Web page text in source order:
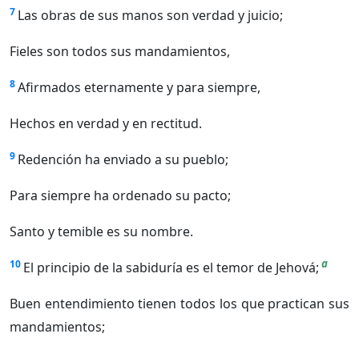
7 Las obras de sus manos son verdad y juicio;
Fieles son todos sus mandamientos,
8Afirmados eternamente y para siempre,
Hechos en verdad y en rectitud.
9 Redención ha enviado a su pueblo;
Para siempre ha ordenado su pacto;
Santo y temible es su nombre.
10 El principio de la sabiduría es el temor de Jehová; a
Buen entendimiento tienen todos los que practican sus
mandamientos;